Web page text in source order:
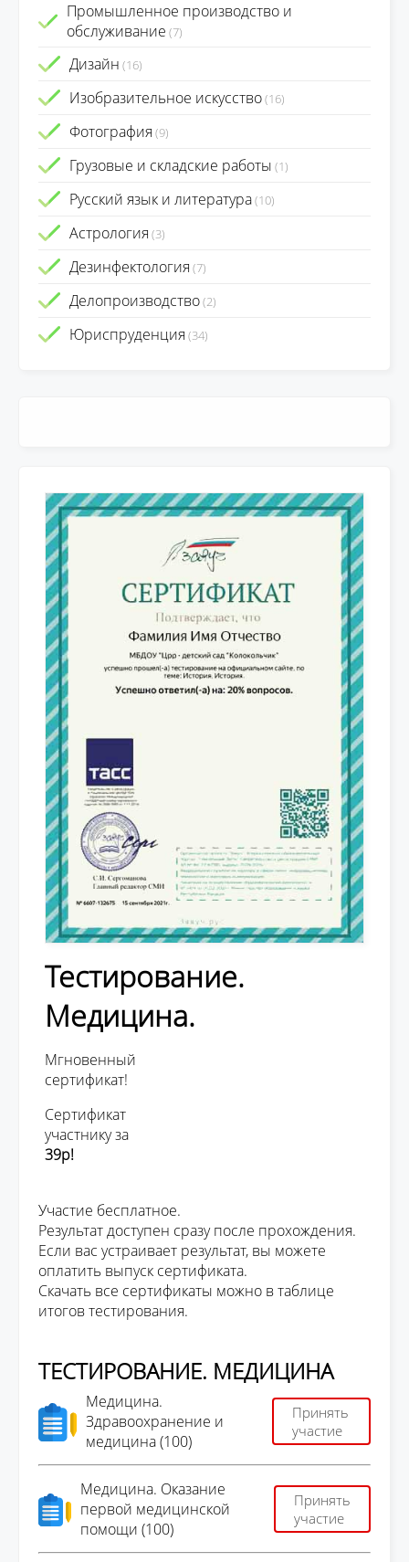
Промышленное производство и
обслуживание (7)
Дизайн (16)
Изобразительное искусство(16)
Фотография (9)
Грузовые и складские работы (1)
Русский язык и литература(10)
Астрология (3)
Дезинфектология (7)
Делопроизводство(2)
Юриспруденция (34)
Тестирование.
Медицина.
Мгновенный
сертификат!
Сертификат
участнику за
39р!
Участие бесплатное.
Результат доступен сразу после прохождения.
Если вас устраивает результат, вы можете
оплатить выпуск сертификата.
Скачать все сертификаты можно в таблице
итогов тестирования.
ТЕСТИРОВАНИЕ. МЕДИЦИНА
Медицина.
Здравоохранение и
медицина (100)
Принять
участие
Медицина. Оказание
первой медицинской
помощи (100)
Принять
участие